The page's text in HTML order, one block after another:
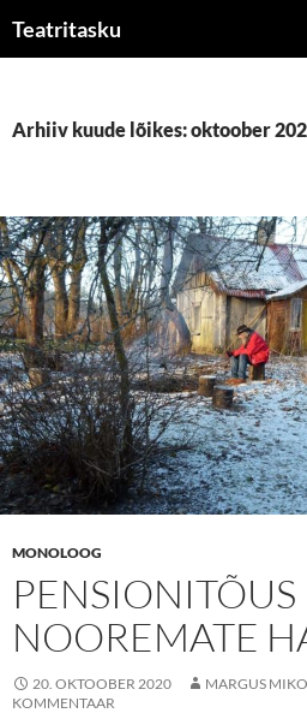
sisu
Teatritasku
Arhiiv kuude lõikes: oktoober
MONOLOOG
PENSIONITÕUS
NOOREMATE
20. OKTOOBER 2020 MARGUS
KOMMENTAAR